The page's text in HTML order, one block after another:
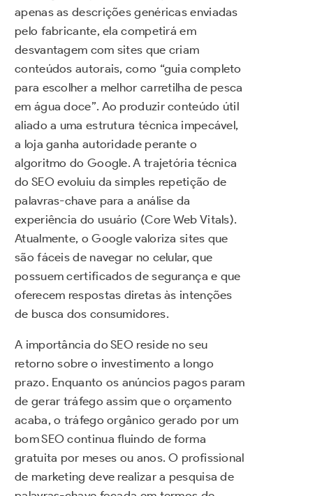
apenas as descrições genéricas enviadas
pelo fabricante, ela competirá em
desvantagem com sites que criam
conteúdos autorais, como “guia completo
para escolher a melhor carretilha de pesca
em água doce”. Ao produzir conteúdo útil
aliado a uma estrutura técnica impecável,
a loja ganha autoridade perante o
algoritmo do Google. A trajetória técnica
do SEO evoluiu da simples repetição de
palavras-chave para a análise da
experiência do usuário (Core Web Vitals).
Atualmente, o Google valoriza sites que
são fáceis de navegar no celular, que
possuem certificados de segurança e que
oferecem respostas diretas às intenções
de busca dos consumidores.
A importância do SEO reside no seu
retorno sobre o investimento a longo
prazo. Enquanto os anúncios pagos param
de gerar tráfego assim que o orçamento
acaba, o tráfego orgânico gerado por um
bom SEO continua fluindo de forma
gratuita por meses ou anos. O profissional
de marketing deve realizar a pesquisa de